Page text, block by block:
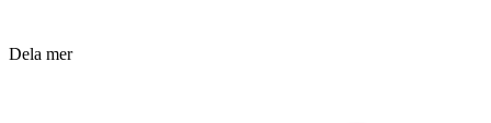
Dela mer